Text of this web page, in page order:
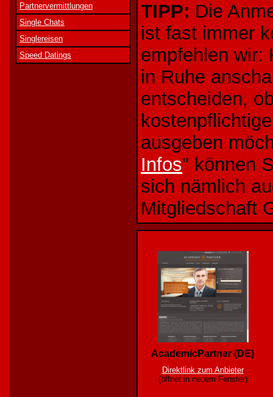
Partnervermittlungen
Single Chats
Singlereisen
Speed Datings
TIPP: Die
ist fast immer
empfehlen wir:
in Ruhe
entscheiden,
ausgeben
Infos" können
sich nämlich
Mitgliedschaft
AcademicPartner (DE)
Direktlink zum Anbieter
(öffnet in neuem Fenster)